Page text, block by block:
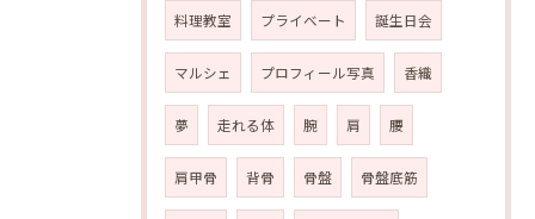
料理教室 プライベート 誕生日会
マルシェ プロフィール写真 香織
夢 走れる体 腕 肩 腰
肩甲骨 背骨 骨盤 骨盤底筋